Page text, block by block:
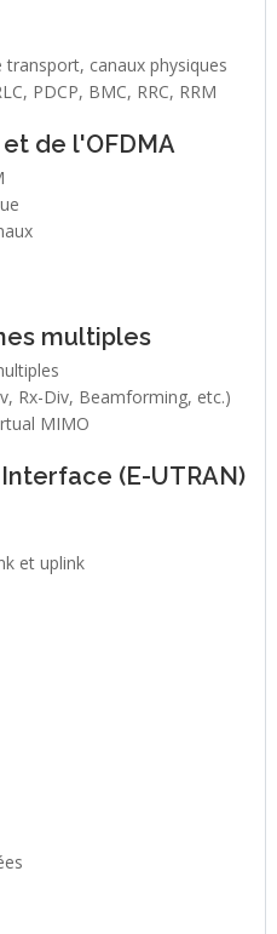
transport, canaux physiques
PDCP, BMC, RRC, RRM
de l'OFDMA
multiples
Rx-Div, Beamforming, etc.)
MIMO
(E-UTRAN)
et uplink